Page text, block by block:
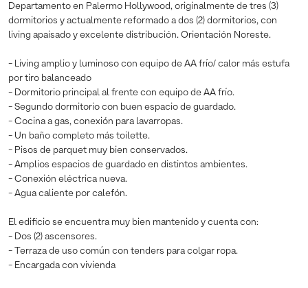
Departamento en Palermo Hollywood, originalmente de tres (3)
dormitorios y actualmente reformado a dos (2) dormitorios, con
living apaisado y excelente distribución. Orientación Noreste.
- Living amplio y luminoso con equipo de AA frío/ calor más estufa
por tiro balanceado
- Dormitorio principal al frente con equipo de AA frío.
- Segundo dormitorio con buen espacio de guardado.
- Cocina a gas, conexión para lavarropas.
- Un baño completo más toilette.
- Pisos de parquet muy bien conservados.
- Amplios espacios de guardado en distintos ambientes.
- Conexión eléctrica nueva.
- Agua caliente por calefón.
El edificio se encuentra muy bien mantenido y cuenta con:
- Dos (2) ascensores.
- Terraza de uso común con tenders para colgar ropa.
- Encargada con vivienda